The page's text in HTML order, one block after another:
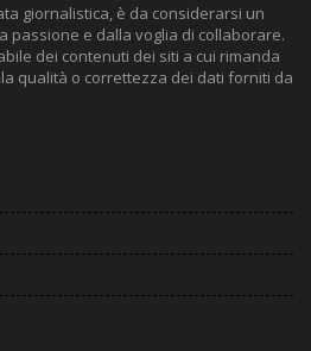
giornalistica, è da considerarsi un
passione e dalla voglia di collaborare.
dei contenuti dei siti a cui rimanda
qualità o correttezza dei dati forniti da